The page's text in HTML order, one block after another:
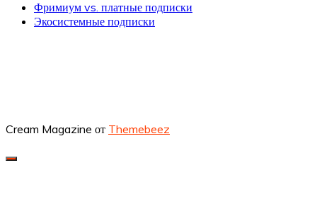
Фримиум vs. платные подписки
Экосистемные подписки
Cream Magazine от Themebeez